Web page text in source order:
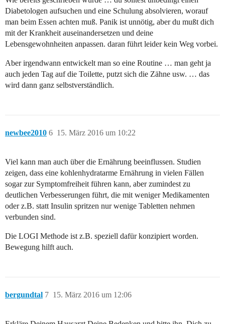
Diabetologen aufsuchen und eine Schulung absolvieren, worauf
man beim Essen achten muß. Panik ist unnötig, aber du mußt dich
mit der Krankheit auseinandersetzen und deine
Lebensgewohnheiten anpassen. daran führt leider kein Weg vorbei.
Aber irgendwann entwickelt man so eine Routine … man geht ja
auch jeden Tag auf die Toilette, putzt sich die Zähne usw. … das
wird dann ganz selbstverständlich.
newbee2010 15. März 2016 um 10:22
6
Viel kann man auch über die Ernährung beeinflussen. Studien
zeigen, dass eine kohlenhydratarme Ernährung in vielen Fällen
sogar zur Symptomfreiheit führen kann, aber zumindest zu
deutlichen Verbesserungen führt, die mit weniger Medikamenten
oder z.B. statt Insulin spritzen nur wenige Tabletten nehmen
verbunden sind.
Die LOGI Methode ist z.B. speziell dafür konzipiert worden.
Bewegung hilft auch.
bergundtal 15. März 2016 um 12:06
7